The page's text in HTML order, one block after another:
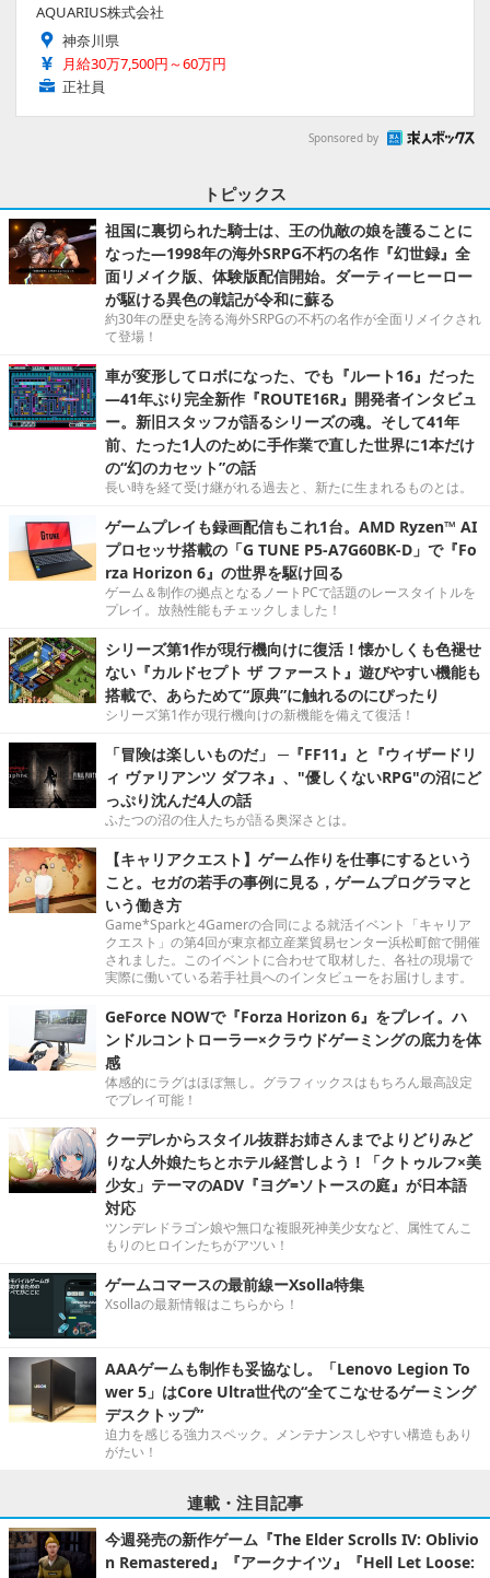
AQUARIUS株式会社
神奈川県
月給30万7,500円～60万円
正社員
Sponsored by
トピックス
祖国に裏切られた騎士は、王の仇敵の娘を護ることに
なった―1998年の海外SRPG不朽の名作『幻世録』全
面リメイク版、体験版配信開始。ダーティーヒーロー
が駆ける異色の戦記が令和に蘇る
約30年の歴史を誇る海外SRPGの不朽の名作が全面リメイクされ
て登場！
車が変形してロボになった、でも『ルート16』だった
―41年ぶり完全新作『ROUTE16R』開発者インタビュ
ー。新旧スタッフが語るシリーズの魂。そして41年
前、たった1人のために手作業で直した世界に1本だけ
の“幻のカセット”の話
長い時を経て受け継がれる過去と、新たに生まれるものとは。
ゲームプレイも録画配信もこれ1台。AMD Ryzen™ AI
プロセッサ搭載の「G TUNE P5-A7G60BK-D」で『Fo
rza Horizon 6』の世界を駆け回る
ゲーム＆制作の拠点となるノートPCで話題のレースタイトルを
プレイ。放熱性能もチェックしました！
シリーズ第1作が現行機向けに復活！懐かしくも色褪せ
ない『カルドセプト ザ ファースト』遊びやすい機能も
搭載で、あらためて“原典”に触れるのにぴったり
シリーズ第1作が現行機向けの新機能を備えて復活！
「冒険は楽しいものだ」 ─『FF11』と『ウィザードリ
ィ ヴァリアンツ ダフネ』、"優しくないRPG"の沼にど
っぷり沈んだ4人の話
ふたつの沼の住人たちが語る奥深さとは。
【キャリアクエスト】ゲーム作りを仕事にするという
こと。セガの若手の事例に見る，ゲームプログラマと
いう働き方
Game*Sparkと4Gamerの合同による就活イベント「キャリア
クエスト」の第4回が東京都立産業貿易センター浜松町館で開催
されました。このイベントに合わせて取材した、各社の現場で
実際に働いている若手社員へのインタビューをお届けします。
GeForce NOWで『Forza Horizon 6』をプレイ。ハ
ンドルコントローラー×クラウドゲーミングの底力を体
感
体感的にラグはほぼ無し。グラフィックスはもちろん最高設定
でプレイ可能！
クーデレからスタイル抜群お姉さんまでよりどりみど
りな人外娘たちとホテル経営しよう！「クトゥルフ×美
少女」テーマのADV『ヨグ=ソトースの庭』が日本語
対応
ツンデレドラゴン娘や無口な複眼死神美少女など、属性てんこ
もりのヒロインたちがアツい！
ゲームコマースの最前線ーXsolla特集
Xsollaの最新情報はこちらから！
AAAゲームも制作も妥協なし。「Lenovo Legion To
wer 5」はCore Ultra世代の“全てこなせるゲーミング
デスクトップ”
迫力を感じる強力スペック。メンテナンスしやすい構造もあり
がたい！
連載・注目記事
今週発売の新作ゲーム『The Elder Scrolls IV: Oblivio
n Remastered』『アークナイツ』『Hell Let Loose: